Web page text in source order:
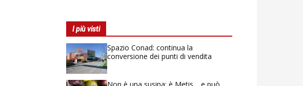
I più visti
Spazio Conad: continua la
conversione dei punti di vendita
Non è una susina: è Metis… e può